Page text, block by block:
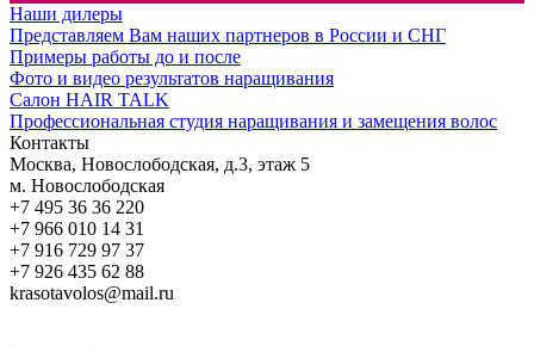
Наши дилеры
Представляем Вам наших партнеров в России и СНГ
Примеры работы до и после
Фото и видео результатов наращивания
Салон HAIR TALK
Профессиональная студия наращивания и замещения волос
Контакты
Москва, Новослободская, д.3, этаж 5
м. Новослободская
+7 495 36 36 220
+7 966 010 14 31
+7 916 729 97 37
+7 926 435 62 88
krasotavolos@mail.ru